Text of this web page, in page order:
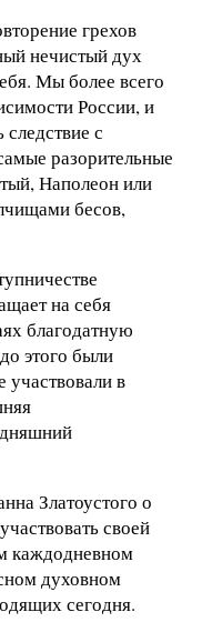
грехов
нечистый дух
Мы более всего
России, и
с
разорительные
Наполеон или
бесов,
на себя
благодатную
этого были
в
Златоустого о
своей
каждодневном
духовном
сегодня.